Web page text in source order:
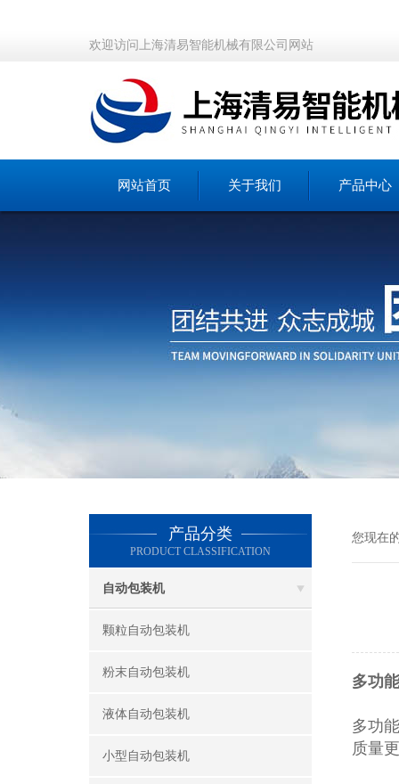
欢迎访问上海清易智能机械有限公司网站
网站首页 关于我们 产品中心
产品分类
PRODUCT CLASSIFICATION
自动包装机
颗粒自动包装机
粉末自动包装机
液体自动包装机
小型自动包装机
您现在
多功
多功
质量